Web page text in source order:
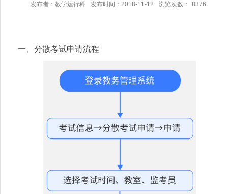
发布者：教学运行科 发布时间：2018-11-12 浏览次数： 8376
一、分散考试申请流程